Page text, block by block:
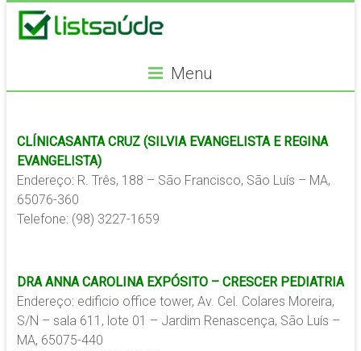
Menu
CLÍNICASANTA CRUZ (SILVIA EVANGELISTA E REGINA
EVANGELISTA)
Endereço: R. Três, 188 – São Francisco, São Luís – MA,
65076-360
Telefone: (98) 3227-1659
DRA ANNA CAROLINA EXPÓSITO – CRESCER PEDIATRIA
Endereço: edificio office tower, Av. Cel. Colares Moreira,
S/N – sala 611, lote 01 – Jardim Renascença, São Luís –
MA, 65075-440